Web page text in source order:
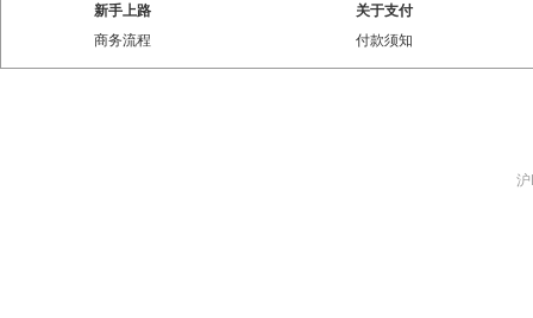
新手上路
商务流程
关于支付
付款须知